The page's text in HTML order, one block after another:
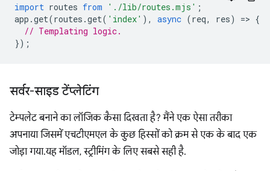
import routes from './lib/routes.mjs' ;
app .get(routes .get( 'index' ), async (req, res) => {
// Templating logic.
});
सर्वर-साइड टेंप्लेटिंग
टेम्पलेट बनाने का लॉजिक कैसा दिखता है? मैंने एक ऐसा तरीका
अपनाया जिसमें एचटीएमएल के कुछ हिस्सों को क्रम से एक के बाद एक
जोड़ा गया. यह मॉडल, स्ट्रीमिंग के लिए सबसे सही है.